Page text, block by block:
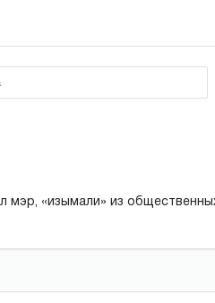
мэр, «изымали» из